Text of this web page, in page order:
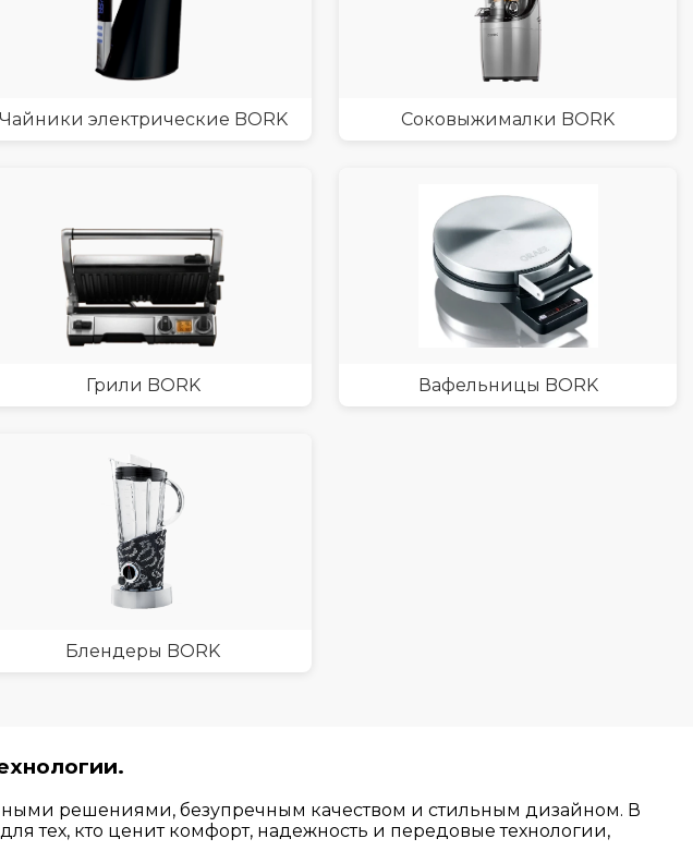
Чайники электрические BORK Соковыжималки BORK
Грили BORK Вафельницы BORK
Блендеры BORK
решениями, безупречным качеством и стильным дизайном. В
тех, кто ценит комфорт, надежность и передовые технологии,